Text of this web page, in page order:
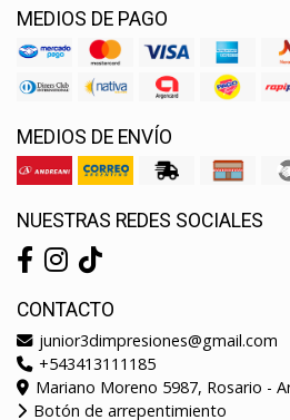
MEDIOS DE PAGO
MEDIOS DE ENVÍO
NUESTRAS REDES SOCIALES
CONTACTO
junior3dimpresiones@gmail.com
+543413111185
Mariano Moreno 5987, Rosario -
Botón de arrepentimiento